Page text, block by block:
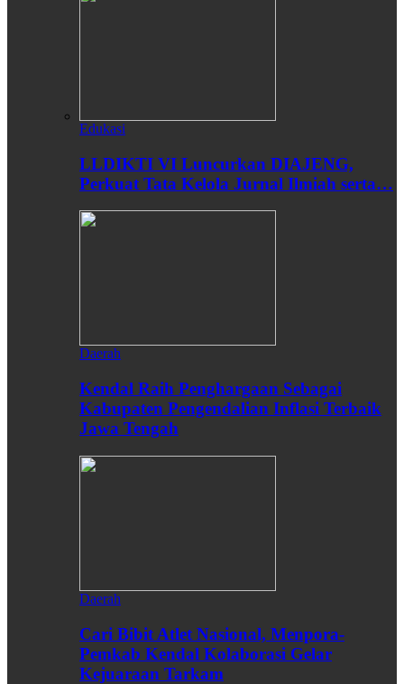
Edukasi
LLDIKTI VI Luncurkan DIAJENG,
Perkuat Tata Kelola Jurnal Ilmiah serta…
Daerah
Kendal Raih Penghargaan Sebagai
Kabupaten Pengendalian Inflasi Terbaik
Jawa Tengah
Daerah
Cari Bibit Atlet Nasional, Menpora-
Pemkab Kendal Kolaborasi Gelar
Kejuaraan Tarkam